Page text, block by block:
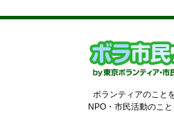
ボランティアのこと
NPO・市民活動のこと